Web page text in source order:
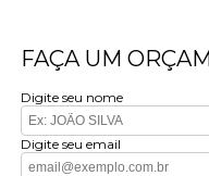
FAÇA UM
Digite seu nome
Digite seu email